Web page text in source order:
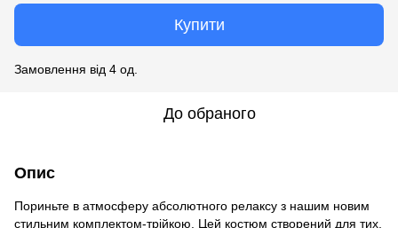
Купити
Замовлення від 4 од.
До обраного
Опис
Пориньте в атмосферу абсолютного релаксу з нашим новим
стильним комплектом-трійкою. Цей костюм створений для тих,